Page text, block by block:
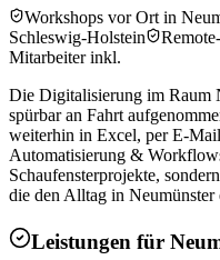
Workshops vor Ort in
Schleswig-Holstein
Mitarbeiter inkl.
Die Digitalisierung im Raum
spürbar an Fahrt
weiterhin in Excel, per E-
Automatisierung &
Schaufensterprojekte,
die den Alltag in Neumünster
Leistungen für